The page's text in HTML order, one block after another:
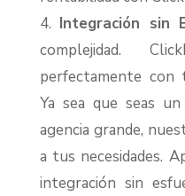
Integración sin
complejidad.
perfectamente con
Ya sea que seas
agencia grande,
a tus necesidades.
integración sin